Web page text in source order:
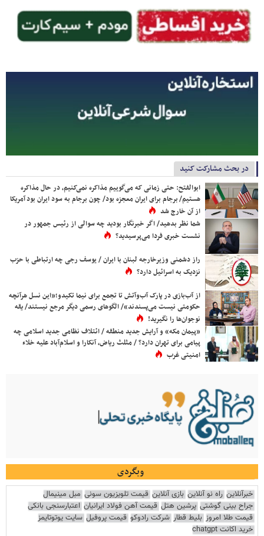
در بحث مشارکت کنید
ابوالفتح: حتی زمانی که می‌گوییم مذاکره نمی‌کنیم، در حال مذاکره
هستیم/ برجام برای ایران معجزه بود/ چون برجام به سود ایران بود آمریکا
از آن خارج شد
شما نظر بدهید/ اگر خبرنگار بودید چه سوالی از رئیس جمهور در
نشست خبری فردا می‌پرسیدید؟
راز دشمنی وزیرخارجه لبنان با ایران / یوسف رجی چه ارتباطی با حزب
نزدیک به اسرائیل دارد؟
از آب‌بازی در پارک آب‌وآتش تا تجمع برای نیما تکیدو؛«این نسل هرآنچه
حکومتی نیست می‌پسندند»/ الگوهای رسمی دیگر مرجع نیستند/ یقه
نوجوان‌ها را نگیرید!
«پیمان مکه» و آرایش جدید منطقه / ائتلاف نظامی جدید اسلامی چه
پیامی برای تهران دارد؟ / مثلث ریاض، آنکارا و اسلام‌آباد علیه خلاء
امنیتی غرب
وبگردی
خبرآنلاین راه نو آنلاین بازی آنلاین قیمت تلویزیون سونی مبل مینیمال
جراح بینی گوشتی پرشین هتل قیمت آهن فولاد ایرانیان اعتبارسنجی بانکی
قیمت طلا امروز بلیط قطار شرکت رادوکو قیمت پروفیل سایت یوتوتایمز
خرید اکانت chatgpt